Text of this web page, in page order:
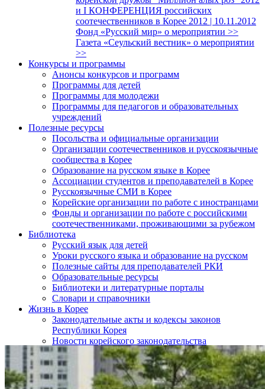
и I КОНФЕРЕНЦИЯ российских
соотечественников в Корее 2012 | 10.11.2012
Фонд «Русский мир» о мероприятии >>
Газета «Сеульский вестник» о мероприятии
>>
Конкурсы и программы
Анонсы конкурсов и программ
Программы для детей
Программы для молодежи
Программы для педагогов и образовательных
учреждений
Полезные ресурсы
Посольства и официальные организации
Организации соотечественников и русскоязычные
сообщества в Корее
Образование на русском языке в Корее
Ассоциации студентов и преподавателей в Корее
Русскоязычные СМИ в Корее
Корейские организации по работе с иностранцами
Фонды и организации по работе с российскими
соотечественниками, проживающими за рубежом
Библиотека
Русский язык для детей
Уроки русского языка и образование на русском
Полезные сайты для преподавателей РКИ
Образовательные ресурсы
Библиотеки и литературные порталы
Словари и справочники
Жизнь в Корее
Законодательные акты и кодексы законов
Республики Корея
Новости корейского законодательства
Интересные статьи о Корее
SOS!
Контакты
НАШИ ПАРТНЁРЫ